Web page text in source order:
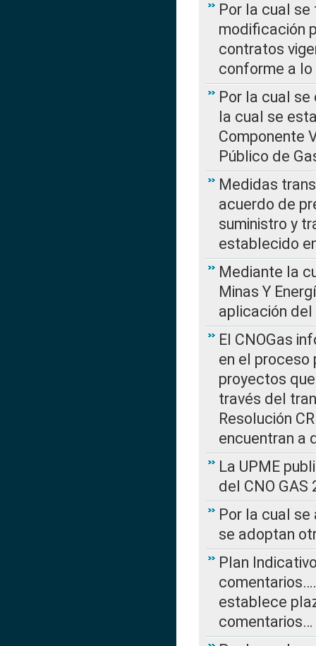
Por la cual
modificación
contratos
conforme a lo
Por la cual se
la cual se
Componente
Público de
Medidas
acuerdo de
suministro y
establecido
Mediante la
Minas Y
aplicación
El CNOGas
en el proceso
proyectos
través del
Resolución
encuentran a
La UPME
del CNO
Por la cual
se adoptan
Plan
establece
comentarios…